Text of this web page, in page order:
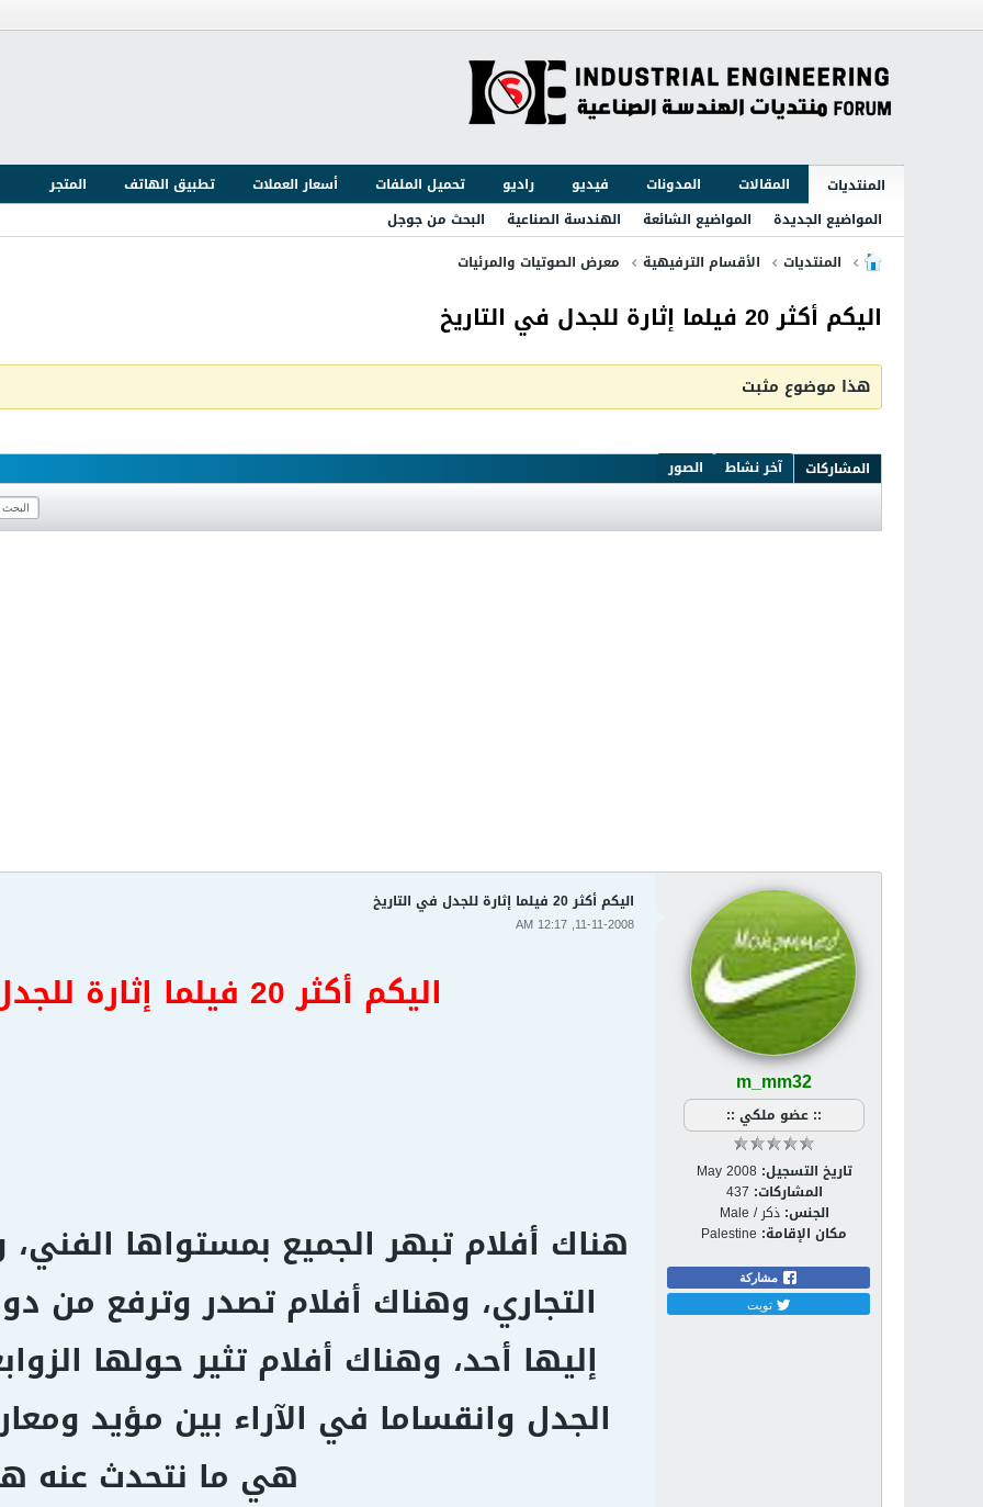
المنتديات المقالات المدونات فيديو راديو تحميل الملفات أسعار العملات تطبيق الهاتف
المتجر
المواضيع الجديدة
المواضيع الشائعة الهندسة الصناعية
البحث من جوجل
المنتديات
الأقسام الترفيهية معرض الصوتيات والمرئيات
اليكم أكثر 20 فيلما إثارة للجدل في التاريخ
هذا موضوع مثبت
المشاركات آخر نشاط الصور
m_mm32
:: عضو ملكي ::
تاريخ التسجيل: May 2008
المشاركات: 437
الجنس: ذكر / Male
مكان الإقامة: Palestine
مشاركة
تويت
اليكم أكثر 20 فيلما إثارة للجدل في التاريخ
11-11-2008, 12:17 AM
اليكم أكثر 20 فيلما إثارة للجدل في التاريخ
هناك أفلام تبهر الجميع بمستواها
التجاري، وهناك أفلام تصدر وترفع من
إليها أحد، وهناك أفلام تثير حولها
الجدل وانقساما في الآراء بين مؤيد
هي ما نتحدث عنه